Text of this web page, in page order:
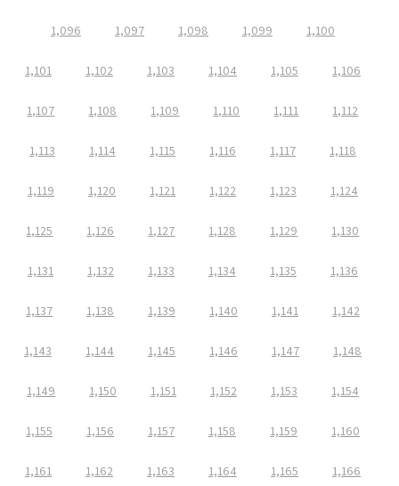
1,096 1,097 1,098 1,099 1,100
1,101 1,102 1,103 1,104 1,105 1,106
1,107 1,108 1,109 1,110 1,111 1,112
1,113 1,114 1,115 1,116 1,117 1,118
1,119 1,120 1,121 1,122 1,123 1,124
1,125 1,126 1,127 1,128 1,129 1,130
1,131 1,132 1,133 1,134 1,135 1,136
1,137 1,138 1,139 1,140 1,141 1,142
1,143 1,144 1,145 1,146 1,147 1,148
1,149 1,150 1,151 1,152 1,153 1,154
1,155 1,156 1,157 1,158 1,159 1,160
1,161 1,162 1,163 1,164 1,165 1,166